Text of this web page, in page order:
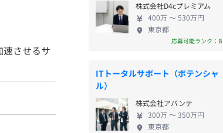
させるサ
株式会社D4cプレミアム
400万 〜 530万円
東京都
応募可能ランク：B
ITトータルサポート（ポテンシャ
ル）
株式会社アバンテ
300万 〜 350万円
東京都